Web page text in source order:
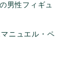
男性フィギュ
ニュエル・ペ